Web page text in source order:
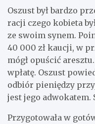
Oszust był bardzo
racji czego kobieta
ze swoim synem.
40 000 zł kaucji, w
mógł opuścić
wpłatę. Oszust
odbiór pieniędzy
jest jego adwokatem.
Przygotowała w